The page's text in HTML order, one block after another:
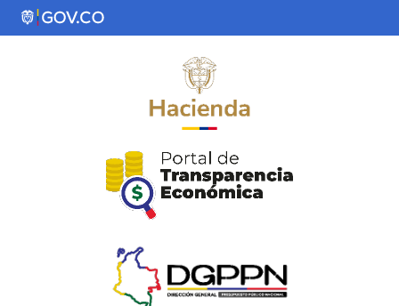
Saltar al contenido principal